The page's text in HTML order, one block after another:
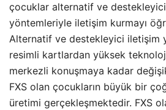
çocuklar alternatif ve
yöntemleriyle iletişim kurmayı
Alternatif ve destekleyici iletişim
resimli kartlardan yüksek
merkezli konuşmaya kadar
FXS olan çocukların büyük bir
üretimi gerçekleşmektedir. FXS